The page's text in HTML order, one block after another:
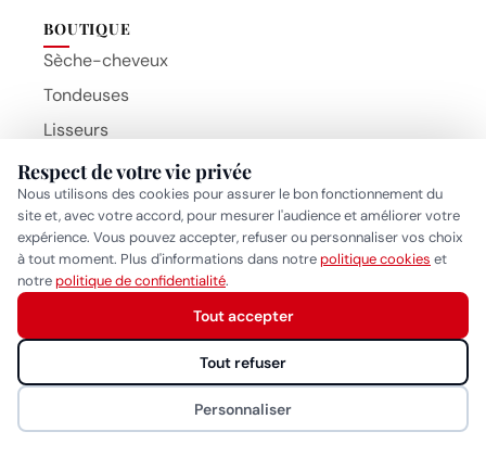
Accessoires
Barbershop
Brosses
MARQUES
BaByliss Pro
Gammapiu
Wahl
Eurostil
NAO
CONTACT
Rue de Saint-Jean 26, 1203 Genève
Respect de votre vie privée
Nous utilisons des cookies pour assurer le bon fonctionnement du
site et, avec votre accord, pour mesurer l'audience et améliorer votre
expérience. Vous pouvez accepter, refuser ou personnaliser vos choix
à tout moment. Plus d'informations dans notrepolitique cookies et
notrepolitique de confidentialité.
Personnaliser
Tout refuser
Tout accepter
Beauty Hair Products
Réponse généralement sous quelques heures
Démarrer la conversation